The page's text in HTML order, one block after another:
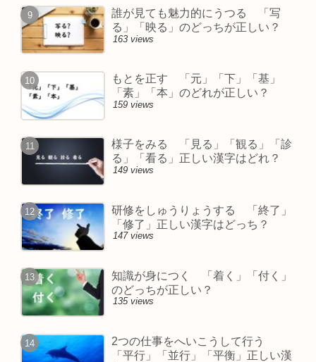
誰が見ても魅力的にうつる 「写
る」「映る」のどっちが正しい？
163 views
もとを正す 「元」「下」「基」
「素」「本」のどれが正しい？
159 views
様子をみる 「見る」「観る」「診
る」「看る」正しい漢字はどれ？
149 views
研修をしゅうりょうする 「終了」
「修了」正しい漢字はどっち？
147 views
知識が身につく 「着く」「付く」
のどっちが正しい？
135 views
2つの仕事をへいこうして行う
「平行」「並行」「平衡」正しい漢